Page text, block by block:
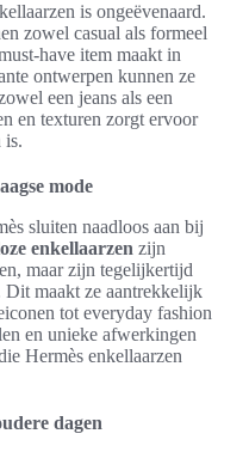
is ongeëvenaard.
zowel casual als formeel
have item maakt in
ontwerpen kunnen ze
een jeans als een
en texturen zorgt ervoor
is.
mode
sluiten naadloos aan bij
enkellaarzen zijn
maar zijn tegelijkertijd
Dit maakt ze aantrekkelijk
tot everyday fashion
en unieke afwerkingen
Hermès enkellaarzen
dagen